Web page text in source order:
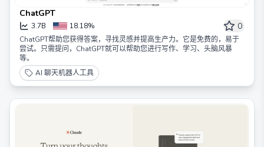
ChatGPT
3.7B 18.18% 0
ChatGPT帮助您获得答案，寻找灵感并提高生产力。它是免费的，易于
尝试。只需提问，ChatGPT就可以帮助您进行写作、学习、头脑风暴
等。
AI 聊天机器人工具